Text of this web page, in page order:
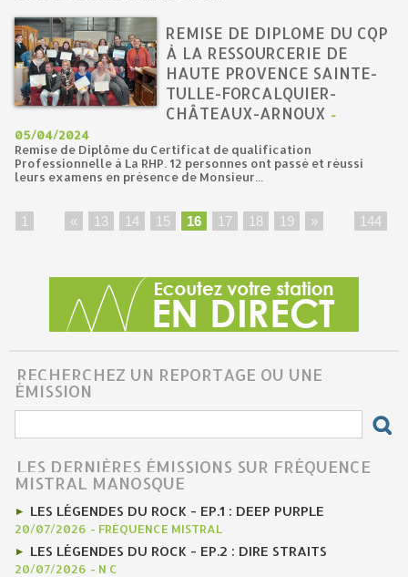
REMISE DE DIPLOME DU CQP
À LA RESSOURCERIE DE
HAUTE PROVENCE SAINTE-
TULLE-FORCALQUIER-
CHÂTEAUX-ARNOUX -
05/04/2024
Remise de Diplôme du Certificat de qualification
Professionnelle à La RHP. 12 personnes ont passé et réussi
leurs examens en présence de Monsieur...
1 « 13 14 15 16 17 18 19 » 144
RECHERCHEZ UN REPORTAGE OU UNE
ÉMISSION
LES DERNIÈRES ÉMISSIONS SUR FRÉQUENCE
MISTRAL MANOSQUE
LES LÉGENDES DU ROCK - EP.1 : DEEP PURPLE
20/07/2026 - FRÉQUENCE MISTRAL
LES LÉGENDES DU ROCK - EP.2 : DIRE STRAITS
20/07/2026 - N C